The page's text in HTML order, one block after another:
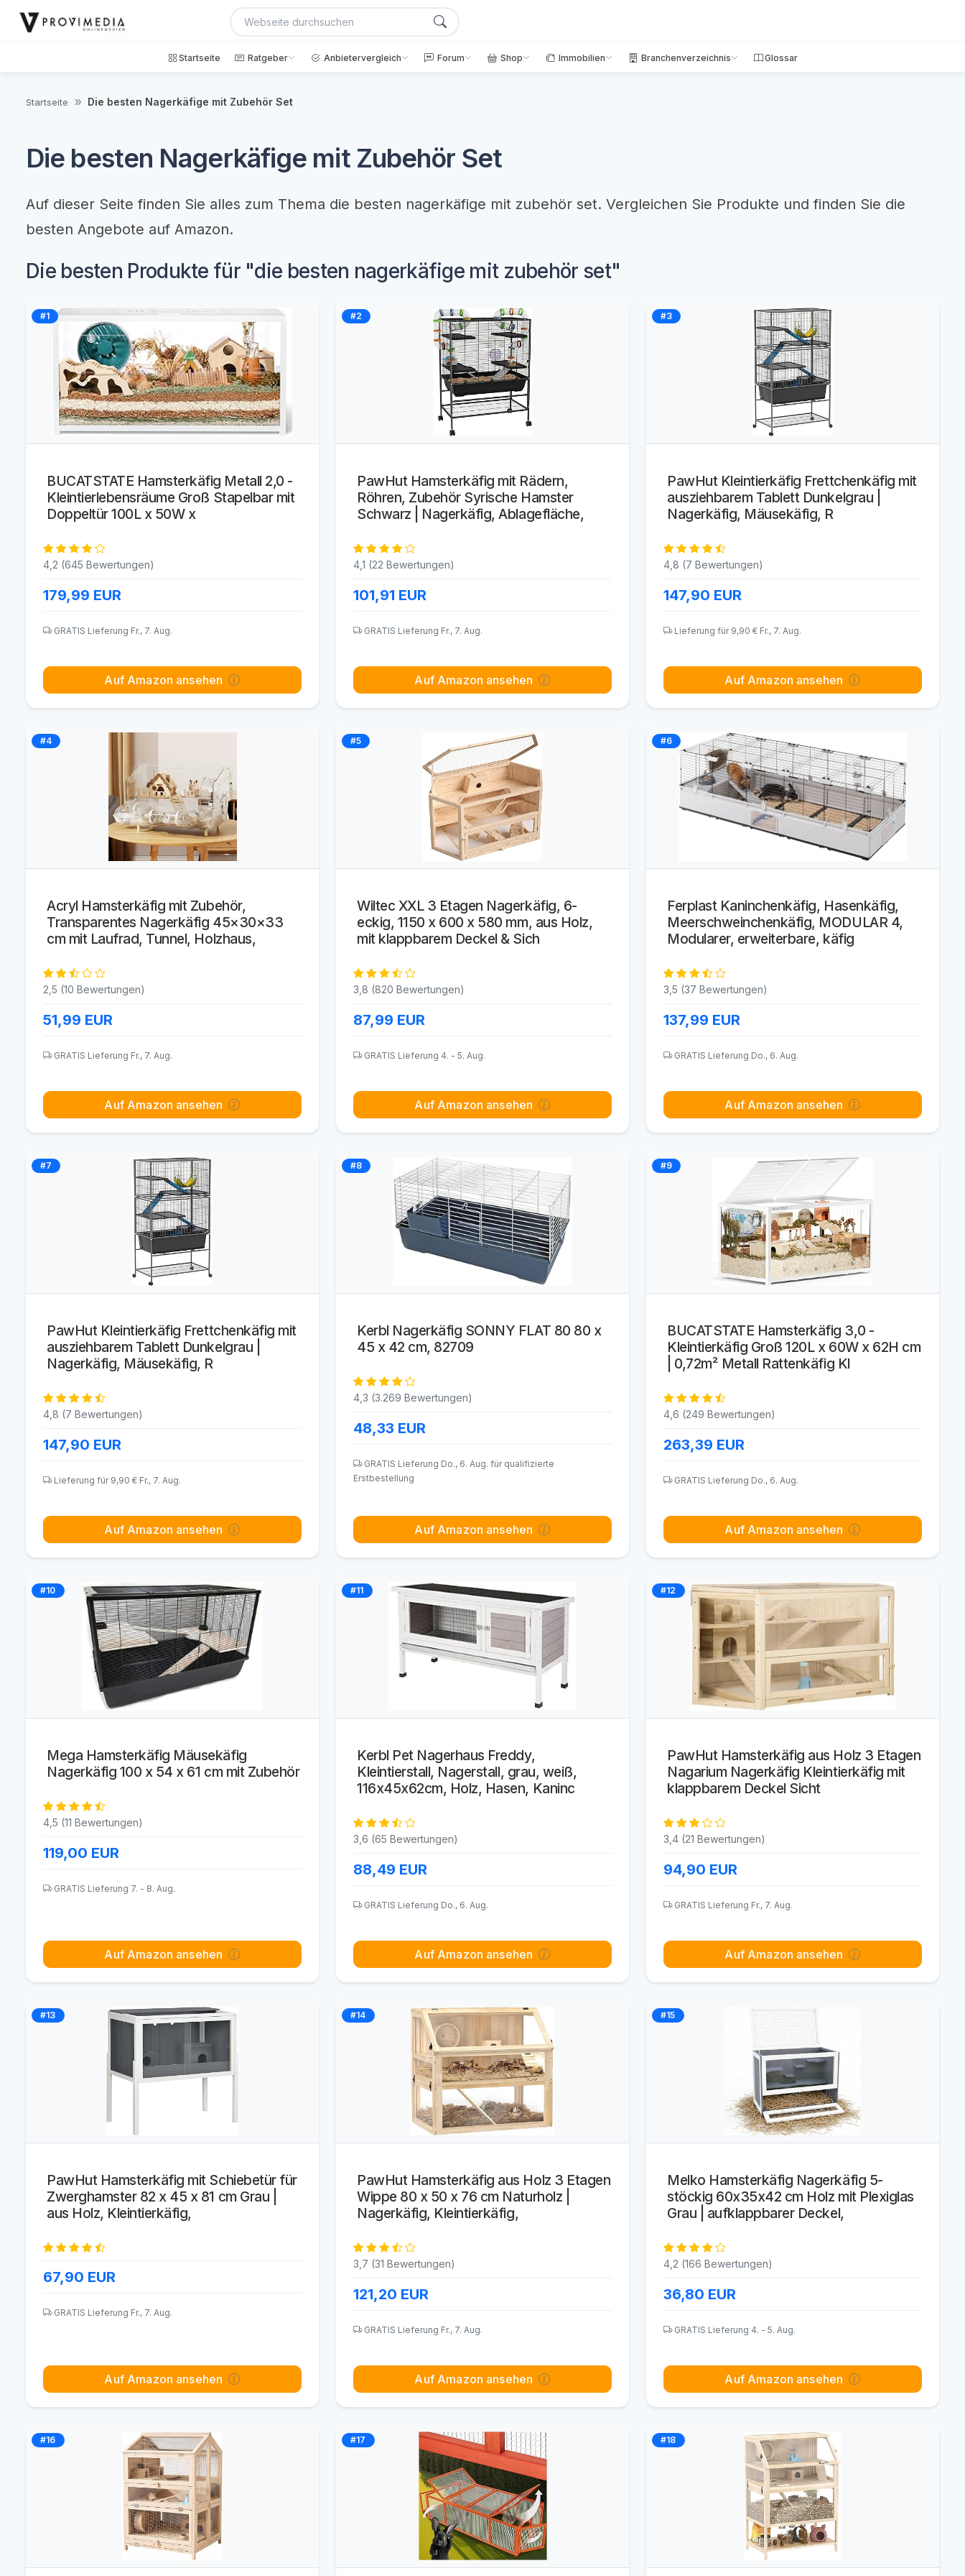
Startseite Ratgeber Anbietervergleich Forum Shop Immobilien Branchenverzeichnis Glossar
Startseite Die besten Nagerkäfige mit Zubehör Set
Die besten Nagerkäfige mit Zubehör Set
Auf dieser Seite finden Sie alles zum Thema die besten nagerkäfige mit zubehör set. Vergleichen Sie Produkte und finden Sie die
besten Angebote auf Amazon.
Die besten Produkte für "die besten nagerkäfige mit zubehör set"
#1
BUCATSTATE Hamsterkäfig Metall 2,0 -
Kleintierlebensräume Groß Stapelbar mit
Doppeltür 100L x 50W x
4,2 (645 Bewertungen)
179,99 EUR
GRATIS Lieferung Fr., 7. Aug.
Auf Amazon ansehen
#2
PawHut Hamsterkäfig mit Rädern,
Röhren, Zubehör Syrische Hamster
Schwarz | Nagerkäfig, Ablagefläche,
4,1 (22 Bewertungen)
101,91 EUR
GRATIS Lieferung Fr., 7. Aug.
Auf Amazon ansehen
#3
PawHut Kleintierkäfig Frettchenkäfig mit
ausziehbarem Tablett Dunkelgrau |
Nagerkäfig, Mäusekäfig, R
4,8 (7 Bewertungen)
147,90 EUR
Lieferung für 9,90 € Fr., 7. Aug.
Auf Amazon ansehen
#4
Acryl Hamsterkäfig mit Zubehör,
Transparentes Nagerkäfig 45×30×33
cm mit Laufrad, Tunnel, Holzhaus,
2,5 (10 Bewertungen)
51,99 EUR
GRATIS Lieferung Fr., 7. Aug.
Auf Amazon ansehen
#5
Wiltec XXL 3 Etagen Nagerkäfig, 6-
eckig, 1150 x 600 x 580 mm, aus Holz,
mit klappbarem Deckel & Sich
3,8 (820 Bewertungen)
87,99 EUR
GRATIS Lieferung 4. - 5. Aug.
Auf Amazon ansehen
#6
Ferplast Kaninchenkäfig, Hasenkäfig,
Meerschweinchenkäfig, MODULAR 4,
Modularer, erweiterbare, käfig
3,5 (37 Bewertungen)
137,99 EUR
GRATIS Lieferung Do., 6. Aug.
Auf Amazon ansehen
#7
PawHut Kleintierkäfig Frettchenkäfig mit
ausziehbarem Tablett Dunkelgrau |
Nagerkäfig, Mäusekäfig, R
4,8 (7 Bewertungen)
147,90 EUR
Lieferung für 9,90 € Fr., 7. Aug.
Auf Amazon ansehen
#8
Kerbl Nagerkäfig SONNY FLAT 80 80 x
45 x 42 cm, 82709
4,3 (3.269 Bewertungen)
48,33 EUR
GRATIS Lieferung Do., 6. Aug. für qualifizierte
Erstbestellung
Auf Amazon ansehen
#9
BUCATSTATE Hamsterkäfig 3,0 -
Kleintierkäfig Groß 120L x 60W x 62H cm
| 0,72m² Metall Rattenkäfig Kl
4,6 (249 Bewertungen)
263,39 EUR
GRATIS Lieferung Do., 6. Aug.
Auf Amazon ansehen
#10
Mega Hamsterkäfig Mäusekäfig
Nagerkäfig 100 x 54 x 61 cm mit Zubehör
4,5 (11 Bewertungen)
119,00 EUR
GRATIS Lieferung 7. - 8. Aug.
Auf Amazon ansehen
#11
Kerbl Pet Nagerhaus Freddy,
Kleintierstall, Nagerstall, grau, weiß,
116x45x62cm, Holz, Hasen, Kaninc
3,6 (65 Bewertungen)
88,49 EUR
GRATIS Lieferung Do., 6. Aug.
Auf Amazon ansehen
#12
PawHut Hamsterkäfig aus Holz 3 Etagen
Nagarium Nagerkäfig Kleintierkäfig mit
klappbarem Deckel Sicht
3,4 (21 Bewertungen)
94,90 EUR
GRATIS Lieferung Fr., 7. Aug.
Auf Amazon ansehen
#13
PawHut Hamsterkäfig mit Schiebetür für
Zwerghamster 82 x 45 x 81 cm Grau |
aus Holz, Kleintierkäfig,
67,90 EUR
GRATIS Lieferung Fr., 7. Aug.
Auf Amazon ansehen
#14
PawHut Hamsterkäfig aus Holz 3 Etagen
Wippe 80 x 50 x 76 cm Naturholz |
Nagerkäfig, Kleintierkäfig,
3,7 (31 Bewertungen)
121,20 EUR
GRATIS Lieferung Fr., 7. Aug.
Auf Amazon ansehen
#15
Melko Hamsterkäfig Nagerkäfig 5-
stöckig 60x35x42 cm Holz mit Plexiglas
Grau | aufklappbarer Deckel,
4,2 (166 Bewertungen)
36,80 EUR
GRATIS Lieferung 4. - 5. Aug.
Auf Amazon ansehen
#16 #17 #18